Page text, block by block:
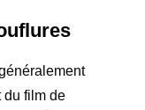
du film de